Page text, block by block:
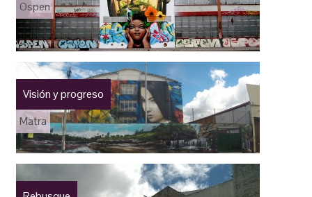
Ospen
Visión y progreso
Matra